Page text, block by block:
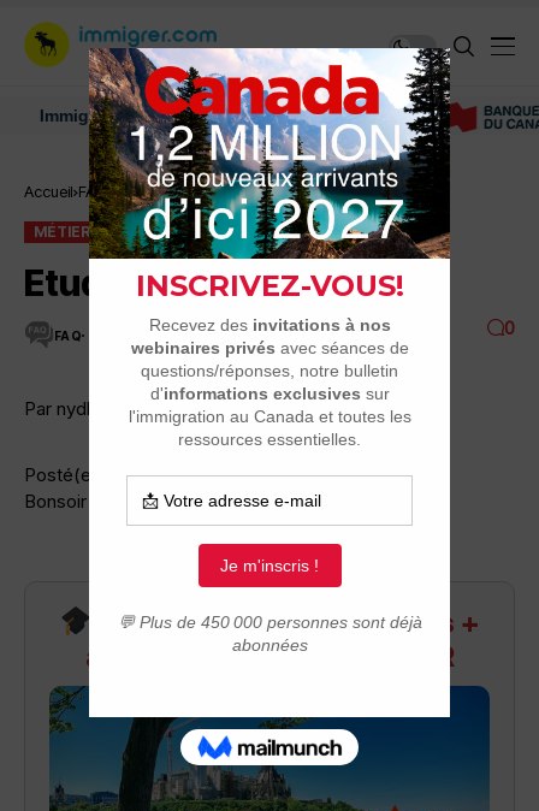
au Canada: ressources et conseils
Accueil FAQ Métier d'avocat Etudes de droit
MÉTIER D'AVOCAT
Etudes de droit
FAQ 5 MINUTES DE LECTURE 3.6K VUES 0
Par nydham
Posté(e) 31 octobre 2014
Bonsoir à tous,
Recevez infos exclusives +
accès aux webinaires Q&R